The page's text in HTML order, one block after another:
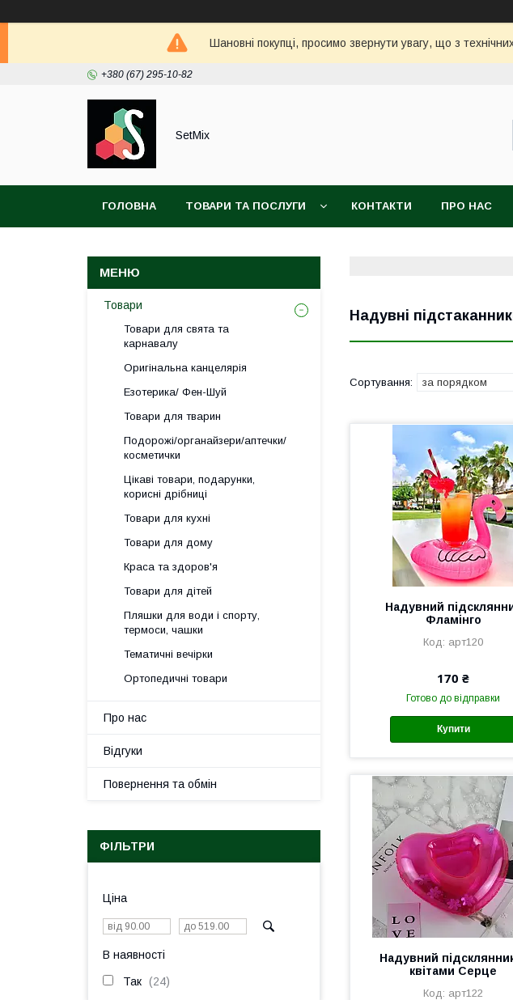
Шановні покупці, просимо звернути увагу, що з
+380 (67) 295-10-82
SetMix
ГОЛОВНА ТОВАРИ ТА ПОСЛУГИ КОНТАКТИ ПРО НАС
Надувні
Надувний
Фламінго
арт120
170 ₴
Готово до відправки
Купити
Надувний підсклянник
квітами Серце
арт122
Товари
Товари для свята та
карнавалу
Оригінальна канцелярія
Езотерика/ Фен-Шуй
Товари для тварин
Подорожі/органайзери/аптечки/
косметички
Цікаві товари, подарунки,
корисні дрібниці
Товари для кухні
Товари для дому
Краса та здоров'я
Товари для дітей
Пляшки для води і спорту,
термоси, чашки
Тематичні вечірки
Ортопедичні товари
Про нас
Відгуки
Повернення та обмін
ФІЛЬТРИ
Ціна
В наявності
Так 24